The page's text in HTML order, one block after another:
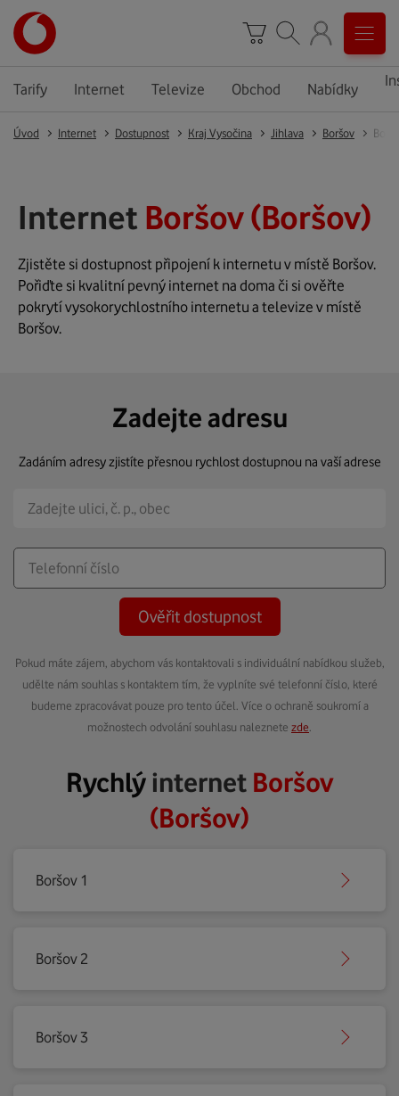
Tarify Internet Televize Obchod Nabídky
Úvod Internet Dostupnost Kraj Vysočina Jihlava Boršov
Internet Boršov (Boršov)
Zjistěte si dostupnost připojení k internetu v místě Boršov.
Pořiďte si kvalitní pevný internet na doma či si ověřte
pokrytí vysokorychlostního internetu a televize v místě
Boršov.
Zadejte adresu
Zadáním adresy zjistíte přesnou rychlost dostupnou na vaší adrese
Ověřit dostupnost
Pokud máte zájem, abychom vás kontaktovali s individuální nabídkou služeb,
udělte nám souhlas s kontaktem tím, že vyplníte své telefonní číslo, které
budeme zpracovávat pouze pro tento účel. Více o ochraně soukromí a
možnostech odvolání souhlasu naleznete zde
Rychlýinternet Boršov
(Boršov)
Boršov 1
Boršov 2
Boršov 3